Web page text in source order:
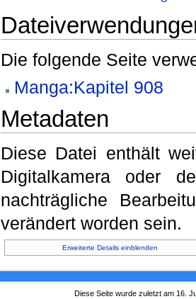
Die folgende Seite
Manga:Kapitel 908
Metadaten
Diese Datei enthält
Digitalkamera oder
nachträgliche
verändert worden sein.
Erweiterte Details einblenden
Diese Seite wurde zuletzt am 16.